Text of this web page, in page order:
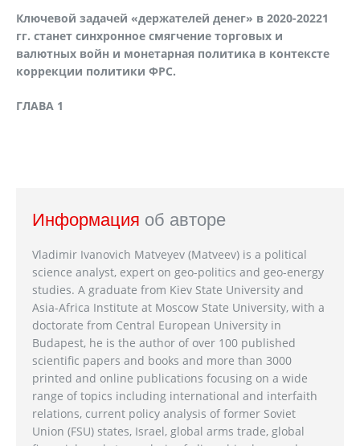
Ключевой задачей «держателей денег» в 2020-20221
гг. станет синхронное смягчение торговых и
валютных войн и монетарная политика в контексте
коррекции политики ФРС.
ГЛАВА 1
Информация об авторе
Vladimir Ivanovich Matveyev (Matveev) is a political
science analyst, expert on geo-politics and geo-energy
studies. A graduate from Kiev State University and
Asia-Africa Institute at Moscow State University, with a
doctorate from Central European University in
Budapest, he is the author of over 100 published
scientific papers and books and more than 3000
printed and online publications focusing on a wide
range of topics including international and interfaith
relations, current policy analysis of former Soviet
Union (FSU) states, Israel, global arms trade, global